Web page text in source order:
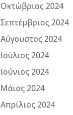
Οκτώβριος 2024
Σεπτέμβριος 2024
Αύγουστος 2024
Ιούλιος 2024
Ιούνιος 2024
Μάιος 2024
Απρίλιος 2024